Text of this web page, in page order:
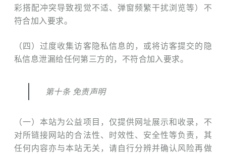
彩搭配冲突导致视觉不适、弹窗频繁干扰浏览等）不
符合加入要求。
（四）过度收集访客隐私信息的，或将访客提交的隐
私信息泄漏给任何第三⽅的，不符合加入要求。
第十条 免责声明
（一）本站为公益项目，仅提供网址展示和收录，不
对所链接网站的合法性、时效性、安全性等负责，其
任何内容亦与本站无关，请自行分辨并确认风险再做